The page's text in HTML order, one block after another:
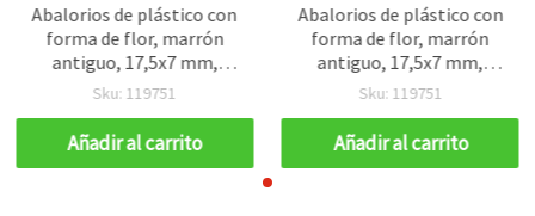
Abalorios de plástico con
forma de flor, marrón
antiguo, 17,5x7 mm,
agujero: 8,5x2,5 mm, 50 g
Sku: 119751
Añadir al carrito
Abalorios de plástico con
forma de flor, marrón
antiguo, 17,5x7 mm,
agujero: 8,5x2,5 mm, 50 g
Sku: 119751
Añadir al carrito